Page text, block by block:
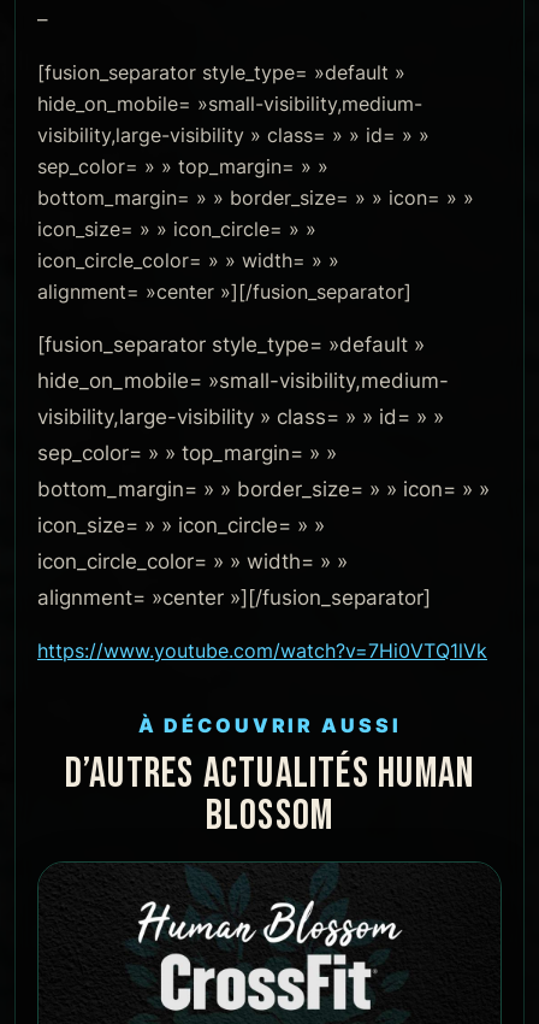
–
[fusion_separator style_type= »default »
hide_on_mobile= »small-visibility,medium-
visibility,large-visibility » class= » » id= » »
sep_color= » » top_margin= » »
bottom_margin= » » border_size= » » icon= » »
icon_size= » » icon_circle= » »
icon_circle_color= » » width= » »
alignment= »center »][/fusion_separator]
[fusion_separator style_type= »default »
hide_on_mobile= »small-visibility,medium-
visibility,large-visibility » class= » » id= » »
sep_color= » » top_margin= » »
bottom_margin= » » border_size= » » icon= » »
icon_size= » » icon_circle= » »
icon_circle_color= » » width= » »
alignment= »center »][/fusion_separator]
https://www.youtube.com/watch?v=7Hi0VTQ1lVk
À DÉCOUVRIR AUSSI
D’AUTRES ACTUALITÉS HUMAN
BLOSSOM